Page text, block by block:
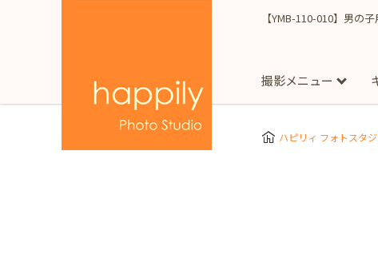
【YMB-110-010】男の
撮影メニュー
スタジオ撮影
Clothes
Store
More ハピリィ フォトスタ